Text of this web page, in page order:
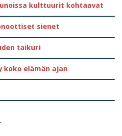
runoissa kulttuurit kohtaavat
sienet
taikuri
elämän ajan